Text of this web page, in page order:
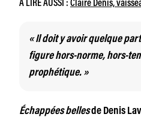
À LIRE AUSSI : Claire Denis,
«Il doit y avoir quelque
figure hors-norme, hors-
prophétique. »
Échappées bellesde Denis